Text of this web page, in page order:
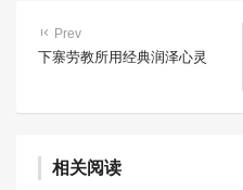
Prev
下寨劳教所用经典润泽心灵
相关阅读